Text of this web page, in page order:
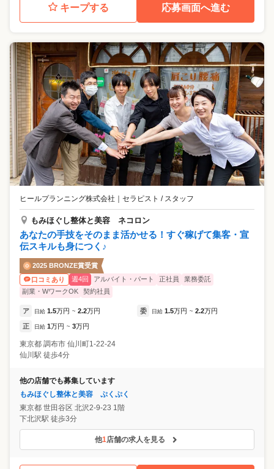
キープする 応募画面へ進む
ヒールプランニング株式会社 セラピスト / スタッフ
もみほぐし整体と美容 ネコロン
あなたの手技をそのまま活かせる！すぐ稼げて集客・宣
伝スキルも身につく♪
2025 BRONZE賞受賞
口コミあり
週4回 アルバイト・パート 正社員
業務委託
副業・WワークOK
契約社員
ア 日給 1.5万円 ~ 2.2万円 委 日給 1.5万円 ~ 2.2万円
正 日給 1万円 ~ 3万円
東京都 調布市 仙川町1-22-24
仙川駅 徒歩4分
他の店舗でも募集しています
もみほぐし整体と美容 ぷくぷく
東京都 世田谷区 北沢2-9-23 1階
下北沢駅 徒歩3分
他1店舗の求人を見る